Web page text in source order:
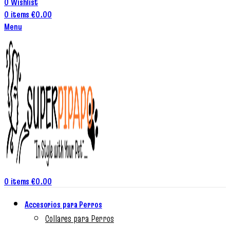
0 items €0.00
Menu
0 items €0.00
Accesorios para Perros
Collares para Perros